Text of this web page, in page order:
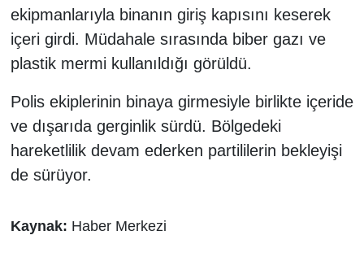
ekipmanlarıyla binanın giriş kapısını keserek
içeri girdi. Müdahale sırasında biber gazı ve
plastik mermi kullanıldığı görüldü.
Polis ekiplerinin binaya girmesiyle birlikte içeride
ve dışarıda gerginlik sürdü. Bölgedeki
hareketlilik devam ederken partililerin bekleyişi
de sürüyor.
Kaynak: Haber Merkezi